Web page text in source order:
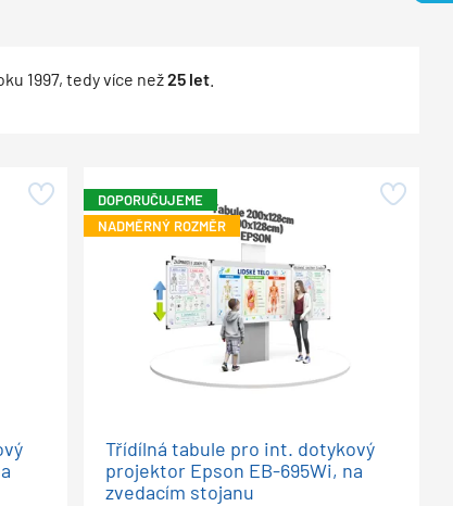
1997, tedy více než25 let
DOPORUČUJEME
NADMĚRNÝ ROZMĚR
Třídílná tabule pro int. dotykový
projektor Epson EB-695Wi, na
zvedacím stojanu